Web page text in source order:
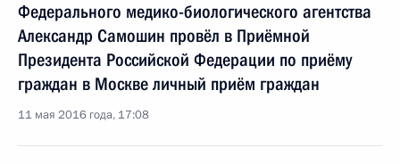
Федерального медико-биологического агентства
Александр Самошин провёл в Приёмной
Президента Российской Федерации по приёму
граждан в Москве личный приём граждан
11 мая 2016 года, 17:08